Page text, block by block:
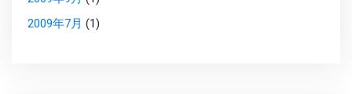
2009年7月 (1)